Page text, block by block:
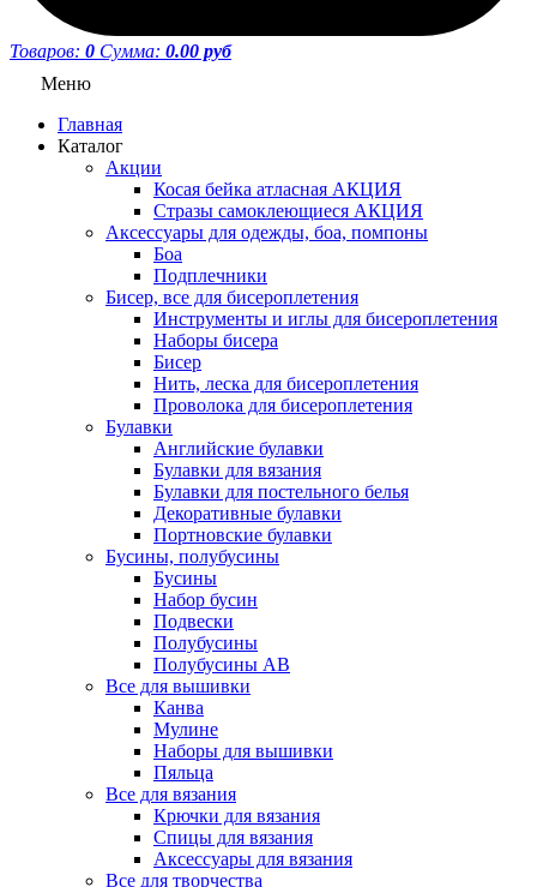
Товаров: 0 Сумма: 0.00 руб
Меню
Главная
Каталог
Акции
Косая бейка атласная АКЦИЯ
Стразы самоклеющиеся АКЦИЯ
Аксессуары для одежды, боа, помпоны
Боа
Подплечники
Бисер, все для бисероплетения
Инструменты и иглы для бисероплетения
Наборы бисера
Бисер
Нить, леска для бисероплетения
Проволока для бисероплетения
Булавки
Английские булавки
Булавки для вязания
Булавки для постельного белья
Декоративные булавки
Портновские булавки
Бусины, полубусины
Бусины
Набор бусин
Подвески
Полубусины
Полубусины AB
Все для вышивки
Канва
Мулине
Наборы для вышивки
Пяльца
Все для вязания
Крючки для вязания
Спицы для вязания
Аксессуары для вязания
Все для творчества